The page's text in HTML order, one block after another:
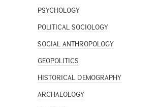
PSYCHOLOGY
POLITICAL SOCIOLOGY
SOCIAL ANTHROPOLOGY
GEOPOLITICS
HISTORICAL DEMOGRAPHY
ARCHAEOLOGY